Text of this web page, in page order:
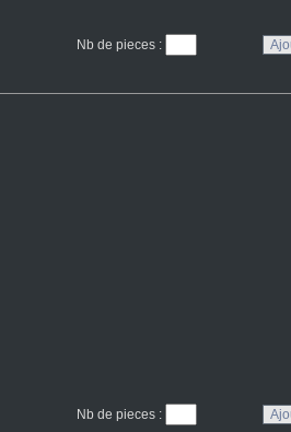
Nb de pieces:
Nb de pieces: